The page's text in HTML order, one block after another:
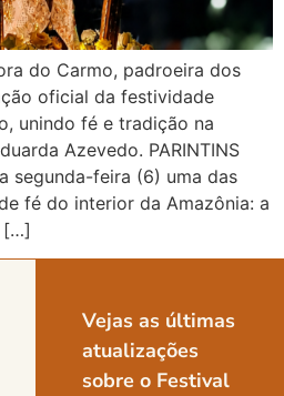
do Carmo, padroeira dos
oficial da festividade
unindo fé e tradição na
Azevedo. PARINTINS
segunda-feira (6) uma das
fé do interior da Amazônia: a
[…]
Vejas as últimas
atualizações
sobre o Festival